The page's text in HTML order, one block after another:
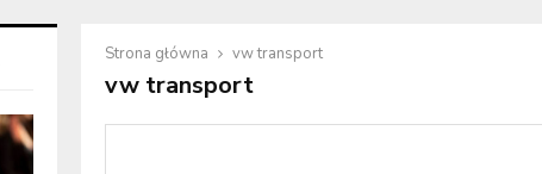
Strona główna vw transport
vw transport